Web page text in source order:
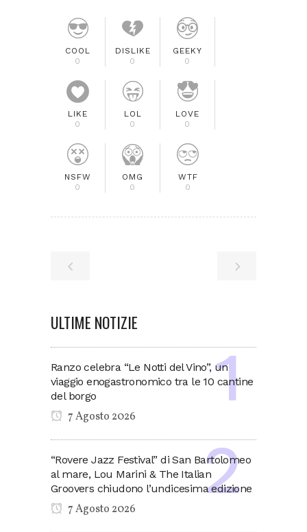
COOL
0
DISLIKE
0
GEEKY
0
LIKE
0
LOL
0
LOVE
0
NSFW
0
OMG
0
WTF
0
ULTIME NOTIZIE
Ranzo celebra “Le Notti del Vino”, un
viaggio enogastronomico tra le 10 cantine
del borgo
7 Agosto 2026
“Rovere Jazz Festival” di San Bartolomeo
al mare, Lou Marini & The Italian
Groovers chiudono l’undicesima edizione
7 Agosto 2026